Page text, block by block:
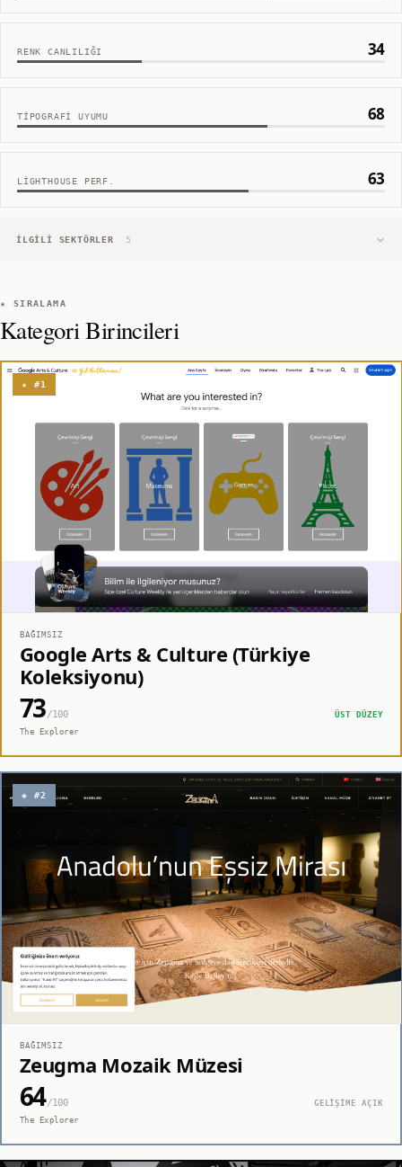
RENK CANLILIĞI 34
TIPOGRAFI UYUMU 68
LIGHTHOUSE PERF. 63
İLGILI SEKTÖRLER 5
★ SIRALAMA
Kategori Birincileri
★ #1
BAĞIMSIZ
Google Arts & Culture (Türkiye
Koleksiyonu)
73/100
ÜST DÜZEY
The Explorer
◈ #2
BAĞIMSIZ
Zeugma Mozaik Müzesi
64/100
GELİŞİME AÇIK
The Explorer